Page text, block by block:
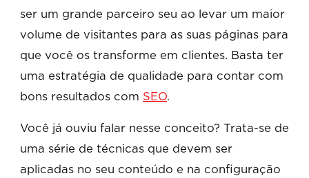
ser um grande parceiro seu ao levar um maior
volume de visitantes para as suas páginas para
que você os transforme em clientes. Basta ter
uma estratégia de qualidade para contar com
bons resultados com SEO.
Você já ouviu falar nesse conceito? Trata-se de
uma série de técnicas que devem ser
aplicadas no seu conteúdo e na configuração